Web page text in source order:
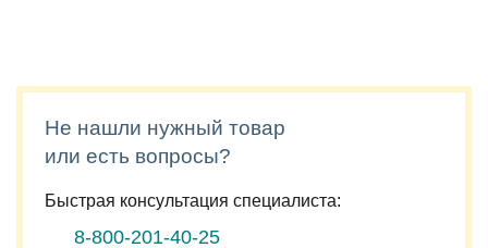
Не нашли нужный товар
или есть вопросы?
Быстрая консультация специалиста:
8-800-201-40-25